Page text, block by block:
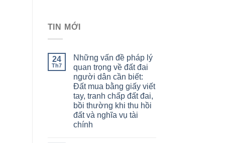
TIN MỚI
24
Th7
Những vấn đề pháp lý
quan trọng về đất đai
người dân cần biết:
Đất mua bằng giấy viết
tay, tranh chấp đất đai,
bồi thường khi thu hồi
đất và nghĩa vụ tài
chính